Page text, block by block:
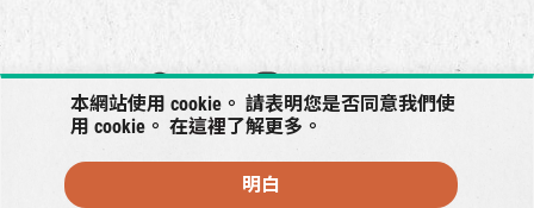
本網站使用 cookie。 請表明您是否同意我們使
用 cookie。 在這裡了解更多。
明白